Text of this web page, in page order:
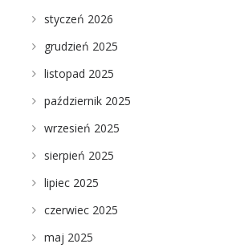
styczeń 2026
grudzień 2025
listopad 2025
październik 2025
wrzesień 2025
sierpień 2025
lipiec 2025
czerwiec 2025
maj 2025